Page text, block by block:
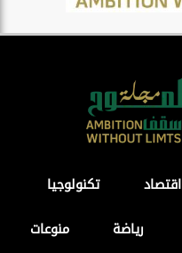
اقتصاد
تكنولوجيا
رياضة منوعات